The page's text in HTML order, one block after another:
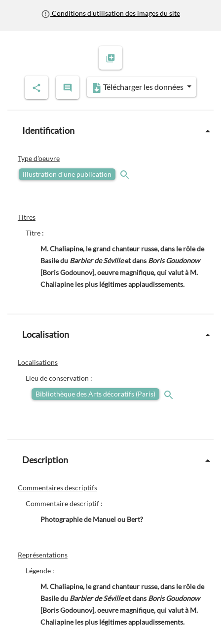
Conditions d'utilisation des images du site
Télécharger les données
Identification
Type d'oeuvre
illustration d'une publication
Titres
Titre :
M. Chaliapine, le grand chanteur russe, dans le rôle de
Basile du Barbier de Sévilleet dans Boris Goudonow
[Boris Godounov], oeuvre magnifique, qui valut à M.
Chaliapine les plus légitimes applaudissements.
Localisation
Localisations
Lieu de conservation :
Bibliothèque des Arts décoratifs (Paris)
Description
Commentaires descriptifs
Commentaire descriptif :
Photographie de Manuel ou Bert?
Représentations
Légende :
M. Chaliapine, le grand chanteur russe, dans le rôle de
Basile du Barbier de Sévilleet dans Boris Goudonow
[Boris Godounov], oeuvre magnifique, qui valut à M.
Chaliapine les plus légitimes applaudissements.